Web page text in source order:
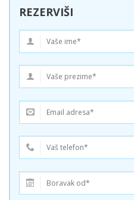
REZERVIŠI